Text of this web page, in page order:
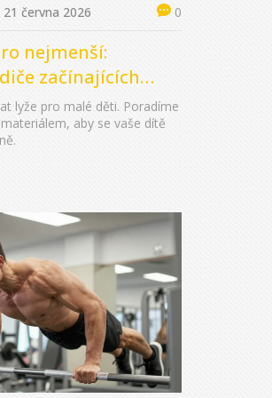
21 června 2026 0
nejmenší:
začínajících
lyže pro malé děti. Poradíme
aby se vaše dítě